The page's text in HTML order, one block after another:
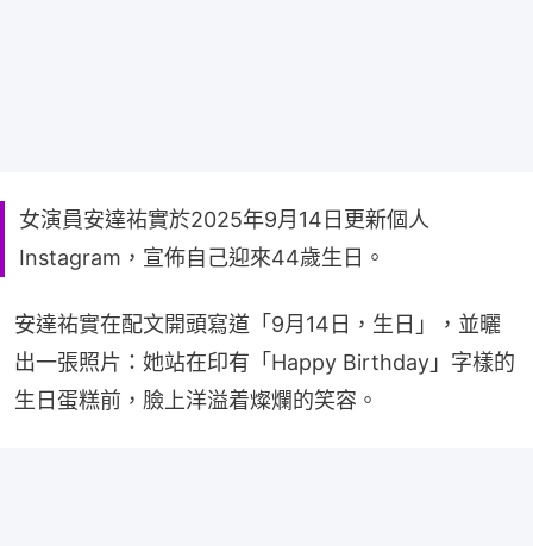
女演員安達祐實於2025年9月14日更新個人
Instagram，宣佈自己迎來44歲生日。
安達祐實在配文開頭寫道「9月14日，生日」，並曬
出一張照片：她站在印有「Happy Birthday」字樣的
生日蛋糕前，臉上洋溢着燦爛的笑容。